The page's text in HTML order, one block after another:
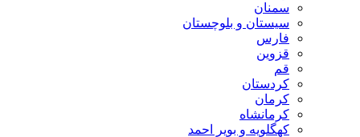
سمنان
سیستان و بلوچستان
فارس
قزوین
قم
کردستان
کرمان
کرمانشاه
کهگلویه و بویر احمد